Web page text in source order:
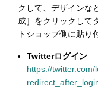
クして、デザインな
成］をクリックして
トショップ側に貼り
Twitterログイン
https://twitter.com/